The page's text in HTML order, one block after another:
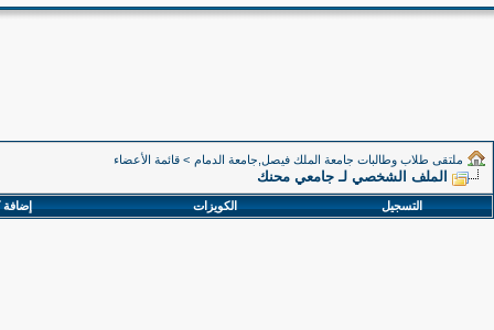
ملتقى طلاب وطالبات جامعة الملك فيصل,جامعة الدمام > قائمة الأعضاء
الملف الشخصي لـ جامعي محنك
التسجيل الكويزات إضافة